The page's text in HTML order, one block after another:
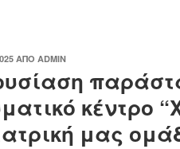
ΑΠΌ ADMIN
κέντρο
μας